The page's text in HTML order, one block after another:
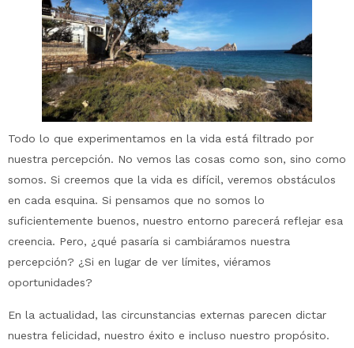
Todo lo que experimentamos en la vida está filtrado por
nuestra percepción. No vemos las cosas como son, sino como
somos. Si creemos que la vida es difícil, veremos obstáculos
en cada esquina. Si pensamos que no somos lo
suficientemente buenos, nuestro entorno parecerá reflejar esa
creencia. Pero, ¿qué pasaría si cambiáramos nuestra
percepción? ¿Si en lugar de ver límites, viéramos
oportunidades?
En la actualidad, las circunstancias externas parecen dictar
nuestra felicidad, nuestro éxito e incluso nuestro propósito.